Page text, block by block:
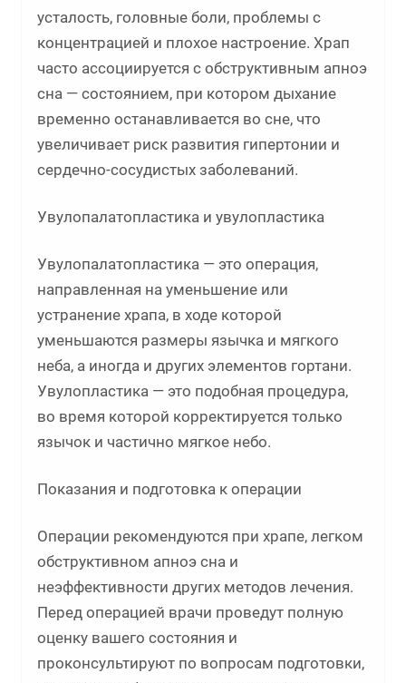
усталость, головные боли, проблемы с
концентрацией и плохое настроение. Храп
часто ассоциируется с обструктивным апноэ
сна — состоянием, при котором дыхание
временно останавливается во сне, что
увеличивает риск развития гипертонии и
сердечно-сосудистых заболеваний.
Увулопалатопластика и увулопластика
Увулопалатопластика — это операция,
направленная на уменьшение или
устранение храпа, в ходе которой
уменьшаются размеры язычка и мягкого
неба, а иногда и других элементов гортани.
Увулопластика — это подобная процедура,
во время которой корректируется только
язычок и частично мягкое небо.
Показания и подготовка к операции
Операции рекомендуются при храпе, легком
обструктивном апноэ сна и
неэффективности других методов лечения.
Перед операцией врачи проведут полную
оценку вашего состояния и
проконсультируют по вопросам подготовки,